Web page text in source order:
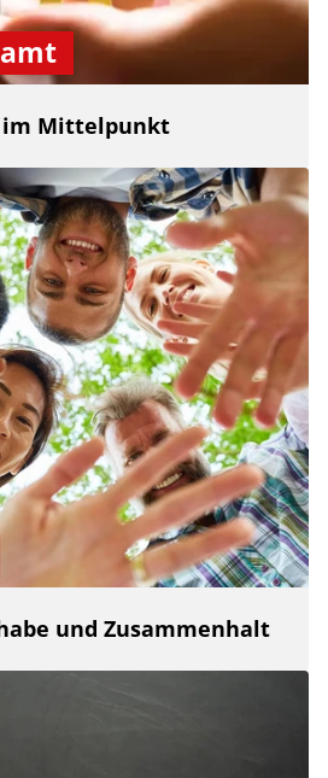
im Mittelpunkt
und Zusammenhalt